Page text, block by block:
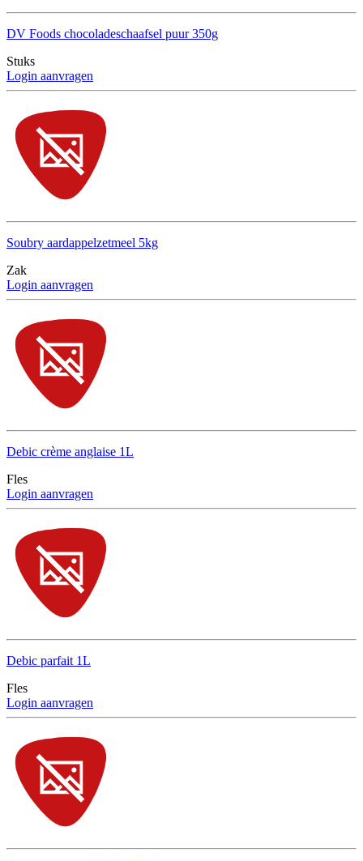
DV Foods chocoladeschaafsel puur 350g
Stuks
Login aanvragen
Soubry aardappelzetmeel 5kg
Zak
Login aanvragen
Debic crème anglaise 1L
Fles
Login aanvragen
Debic parfait 1L
Fles
Login aanvragen